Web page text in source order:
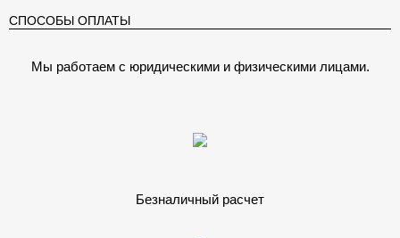
СПОСОБЫ ОПЛАТЫ
Мы работаем с юридическими и физическими лицами.
Безналичный расчет